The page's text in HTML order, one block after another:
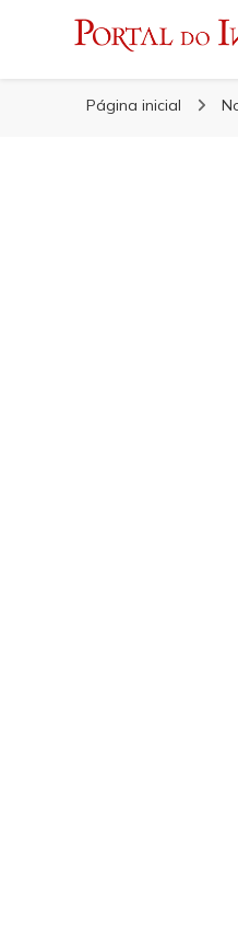
Página inicial